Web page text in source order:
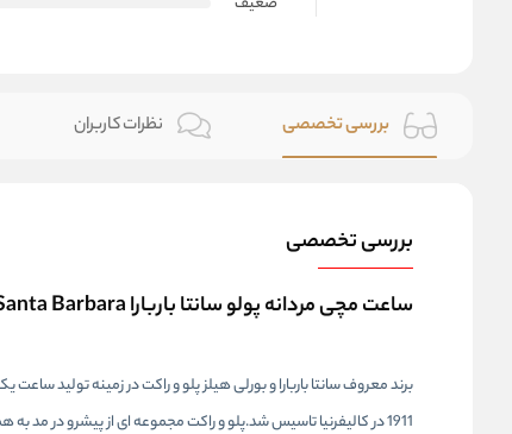
بررسی تخصصی نظرات کاربران
بررسی تخصصی
ساعت مچی مردانه پولو سانتا باربارا Polo Santa Barbara مدل SB.8.1123.6
برند معروف سانتا باربارا و بورلی هیلز پلو و راکت در زمینه تولید
1911 در کالیفرنیا تاسیس شد.پلو و راکت مجموعه ای از پیشرو در مد به همرا کیفیت بالا در مواد به کار گرفته،می باشد.